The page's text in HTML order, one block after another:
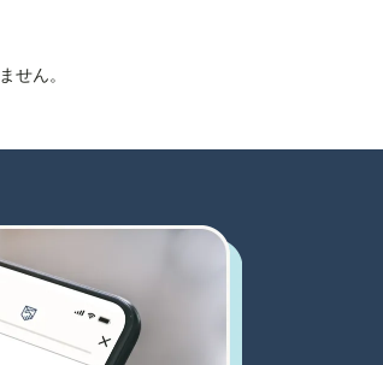
せん。